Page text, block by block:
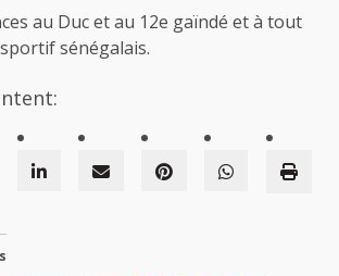
au Duc et au 12e gaïndé et à tout
sénégalais.